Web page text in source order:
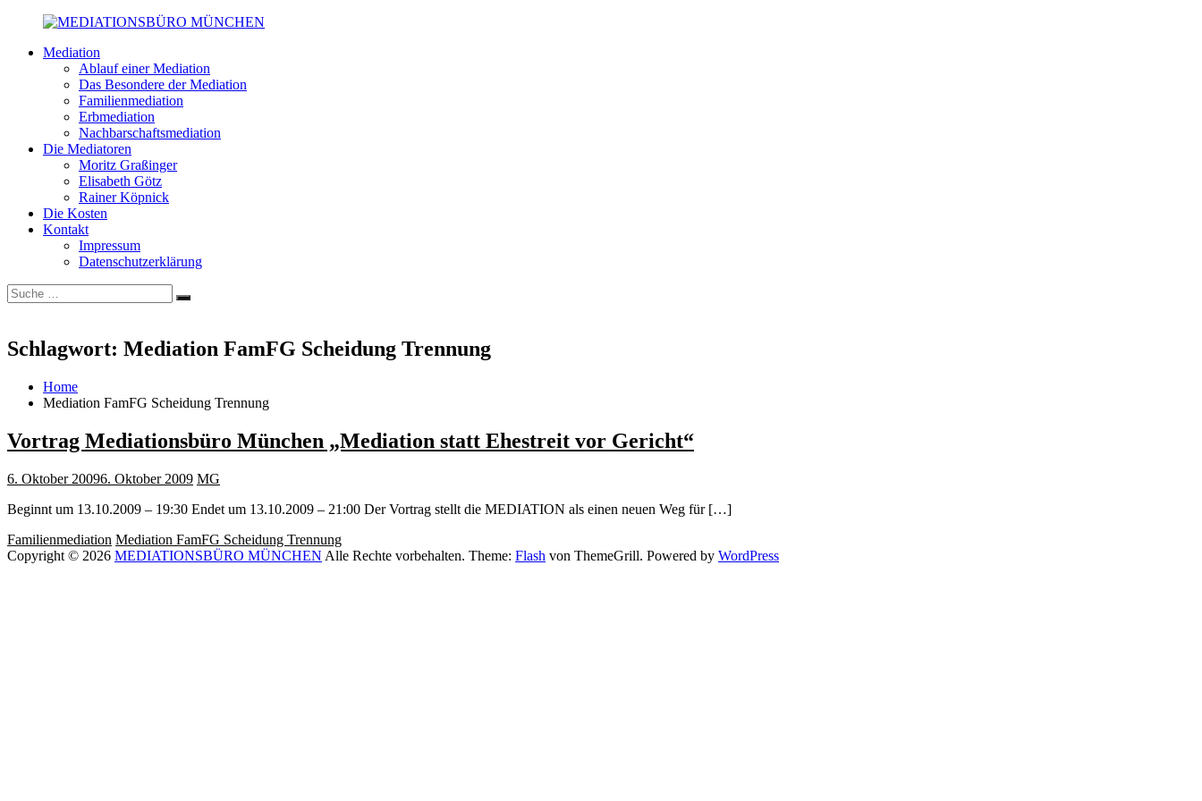
springen
MEDIATIONSBÜRO
MÜNCHEN
Scheidung
Wirtschaft
Mediation
Ablauf einer Mediation
Das Besondere der Mediation
Familienmediation
Erbmediation
Nachbarschaftsmediation
Die Mediatoren
Moritz Graßinger
Elisabeth Götz
Rainer Köpnick
Die Kosten
Kontakt
Impressum
Datenschutzerklärung
Suche
nach:
Suchen
Schlagwort: Mediation FamFG Scheidung Trennung
Home
Mediation FamFG Scheidung Trennung
Vortrag Mediationsbüro München „Mediation statt Ehestreit vor Gericht“
6. Oktober 20096. Oktober 2009 MG
Beginnt um 13.10.2009 – 19:30 Endet um 13.10.2009 – 21:00 Der Vortrag stellt die MEDIATION als einen neuen Weg für […]
Familienmediation Mediation FamFG Scheidung Trennung
Copyright © 2026 MEDIATIONSBÜRO MÜNCHEN Alle Rechte vorbehalten. Theme: Flash von ThemeGrill. Powered by WordPress